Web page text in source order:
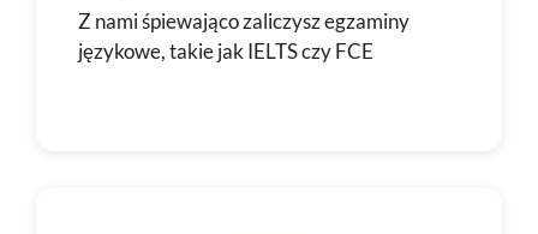
Z nami śpiewająco zaliczysz egzaminy
językowe, takie jak IELTS czy FCE